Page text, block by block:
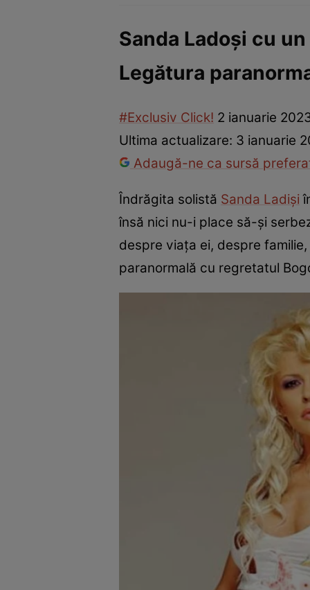
Sanda Ladoși cu
Legătura
#Exclusiv Click! 2 ianuarie
Ultima actualizare: 3 ianuarie
Adaugă-ne ca sursă
Îndrăgita solistă Sanda Ladiși
însă nici nu-i place să-și
despre viața ei, despre
paranormală cu regretatul